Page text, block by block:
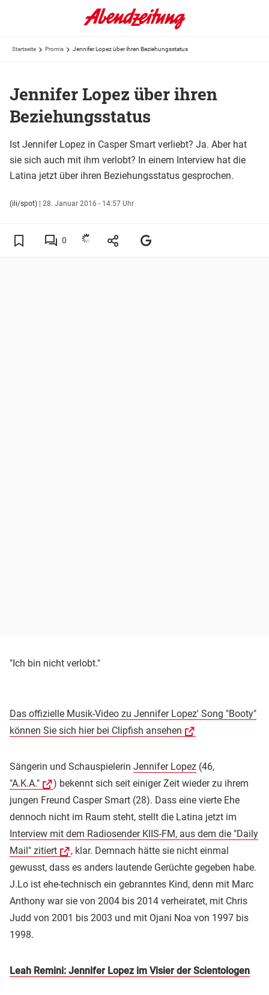
Startseite Promis Jennifer Lopez über ihren Beziehungsstatus
Jennifer Lopez über ihren
Beziehungsstatus
Ist Jennifer Lopez in Casper Smart verliebt? Ja. Aber hat
sie sich auch mit ihm verlobt? In einem Interview hat die
Latina jetzt über ihren Beziehungsstatus gesprochen.
(ili/spot) | 28. Januar 2016 - 14:57 Uhr
0
"Ich bin nicht verlobt."
Das offizielle Musik-Video zu Jennifer Lopez' Song "Booty"
können Sie sich hier bei Clipfish ansehen
Sängerin und Schauspielerin Jennifer Lopez (46,
"A.K.A."
) bekennt sich seit einiger Zeit wieder zu ihrem
jungen Freund Casper Smart (28). Dass eine vierte Ehe
dennoch nicht im Raum steht, stellt die Latina jetzt im
Interview mit dem Radiosender KIIS-FM, aus dem die "Daily
Mail" zitiert
, klar. Demnach hätte sie nicht einmal
gewusst, dass es anders lautende Gerüchte gegeben habe.
J.Lo ist ehe-technisch ein gebranntes Kind, denn mit Marc
Anthony war sie von 2004 bis 2014 verheiratet, mit Chris
Judd von 2001 bis 2003 und mit Ojani Noa von 1997 bis
1998.
Leah Remini: Jennifer Lopez im Visier der Scientologen